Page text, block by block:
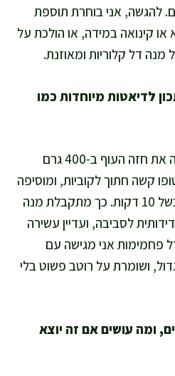
להגשה, אני בוחרת תוספת
קינואה במידה, או הולכת על
מנה דל קלוריות ומאוזנת.
לדיאטות מיוחדות כמו
לגרסה טבעונית אני מחליפה את חזה העוף ב-400 גרם
או 300 גרם טופו קשה חתוך לקוביות, ומוסיפה
אותו רק אחרי שהרוטב מתבשל 10 דקות. כך מתקבלת מנה
לסביבה, ועדיין עשירה
פחמימות אני מגישה עם
ושומרת על רוטב פשוט בלי
ומה עושים אם זה יוצא